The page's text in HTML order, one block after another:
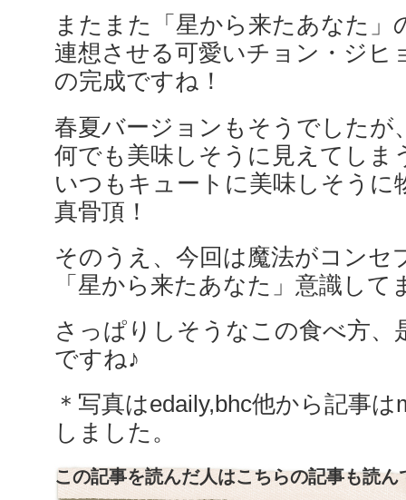
またまた「星から来たあなた」
連想させる可愛いチョン・ジヒ
の完成ですね！
春夏バージョンもそうでしたが
何でも美味しそうに見えてしま
いつもキュートに美味しそうに
真骨頂！
そのうえ、今回は魔法がコンセ
「星から来たあなた」意識して
さっぱりしそうなこの食べ方、
ですね♪
＊写真はedaily,bhc他から記事
しました。
この記事を読んだ人はこちらの記事も読ん